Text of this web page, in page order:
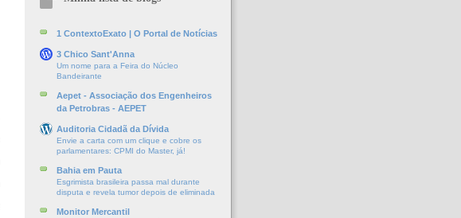
1 ContextoExato | O Portal de Notícias
3 Chico Sant'Anna
Um nome para a Feira do Núcleo
Bandeirante
Aepet - Associação dos Engenheiros
da Petrobras - AEPET
Auditoria Cidadã da Dívida
Envie a carta com um clique e cobre os
parlamentares: CPMI do Master, já!
Bahia em Pauta
Esgrimista brasileira passa mal durante
disputa e revela tumor depois de eliminada
Monitor Mercantil